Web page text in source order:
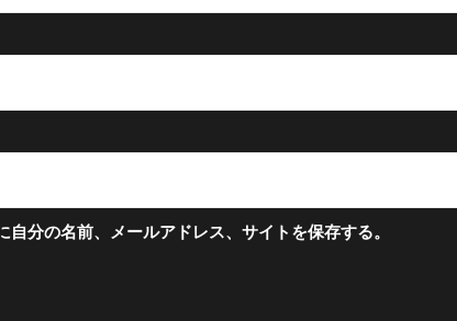
分の名前、メールアドレス、サイトを保存する。